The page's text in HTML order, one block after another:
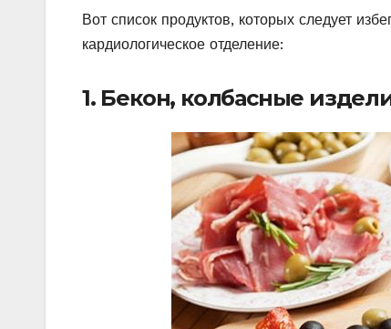
Вот список продуктов, которых следует
кардиологическое отделение:
1. Бекон, колбасные